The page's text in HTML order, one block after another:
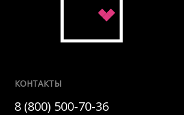
КОНТАКТЫ
8 (800) 500-70-36